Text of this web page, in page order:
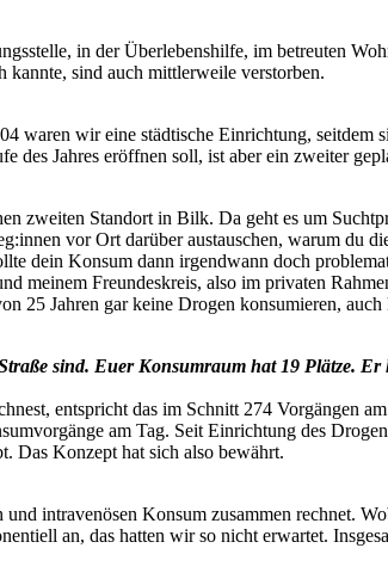
in der Überlebenshilfe, im betreuten
sind auch mittlerweile verstorben.
waren wir eine städtische Einrichtung,
des Jahres eröffnen soll, ist aber ein zweiter
zweiten Standort in Bilk. Da geht es um
vor Ort darüber austauschen, warum du
dein Konsum dann irgendwann doch
meinem Freundeskreis, also im privaten
25 Jahren gar keine Drogen konsumieren,
sind. Euer Konsumraum hat 19 Plätze.
entspricht das im Schnitt 274 Vorgängen
am Tag. Seit Einrichtung des
Das Konzept hat sich also bewährt.
intravenösen Konsum zusammen rechnet.
an, das hatten wir so nicht erwartet.